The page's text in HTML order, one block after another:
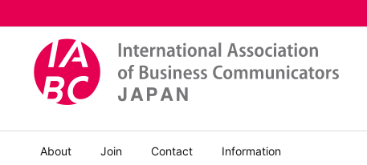
About Join Contact Information